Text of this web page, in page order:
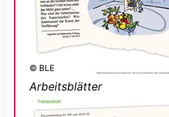
© BLE
Arbeitsblätter